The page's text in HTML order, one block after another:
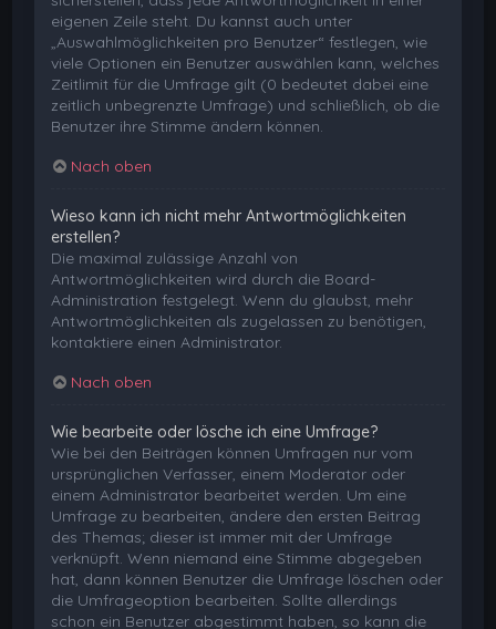
eigenen Zeile steht. Du kannst auch unter
„Auswahlmöglichkeiten pro Benutzer“ festlegen, wie
viele Optionen ein Benutzer auswählen kann, welches
Zeitlimit für die Umfrage gilt (0 bedeutet dabei eine
zeitlich unbegrenzte Umfrage) und schließlich, ob die
Benutzer ihre Stimme ändern können.
Nach oben
Wieso kann ich nicht mehr Antwortmöglichkeiten
erstellen?
Die maximal zulässige Anzahl von
Antwortmöglichkeiten wird durch die Board-
Administration festgelegt. Wenn du glaubst, mehr
Antwortmöglichkeiten als zugelassen zu benötigen,
kontaktiere einen Administrator.
Nach oben
Wie bearbeite oder lösche ich eine Umfrage?
Wie bei den Beiträgen können Umfragen nur vom
ursprünglichen Verfasser, einem Moderator oder
einem Administrator bearbeitet werden. Um eine
Umfrage zu bearbeiten, ändere den ersten Beitrag
des Themas; dieser ist immer mit der Umfrage
verknüpft. Wenn niemand eine Stimme abgegeben
hat, dann können Benutzer die Umfrage löschen oder
die Umfrageoption bearbeiten. Sollte allerdings
schon ein Benutzer abgestimmt haben, so kann die